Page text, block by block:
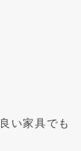
い家具でも